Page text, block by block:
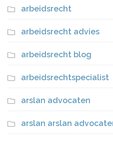
arbeidsrecht
arbeidsrecht advies
arbeidsrecht blog
arbeidsrechtspecialist
arslan advocaten
arslan arslan